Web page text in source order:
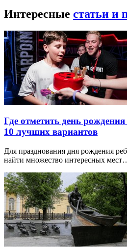
Интересные статьи и
Где отметить день
10 лучших вариантов
Для празднования дня рождения
найти множество интересных